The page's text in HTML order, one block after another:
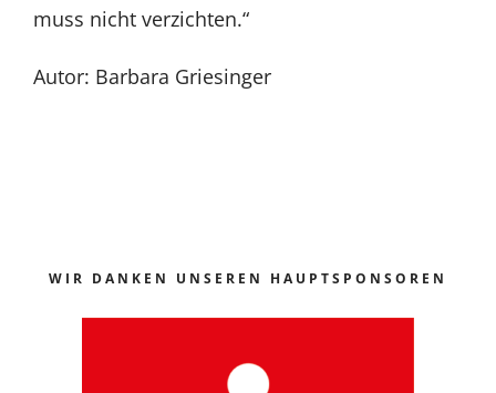
muss nicht verzichten.“
Autor: Barbara Griesinger
WIR DANKEN UNSEREN HAUPTSPONSOREN